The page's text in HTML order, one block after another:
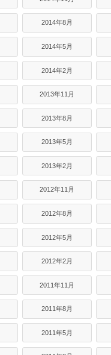
2014年8月
2014年5月
2014年2月
2013年11月
2013年8月
2013年5月
2013年2月
2012年11月
2012年8月
2012年5月
2012年2月
2011年11月
2011年8月
2011年5月